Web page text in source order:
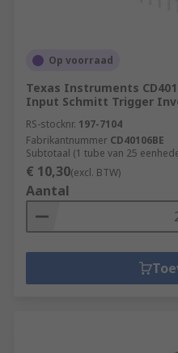
Op voorraad
Texas Instruments
Input Schmitt Trigger
RS-stocknr. 197-7104
Fabrikantnummer CD40106BE
Subtotaal (1 tube van 25
€ 10,30(excl. BTW)
Aantal